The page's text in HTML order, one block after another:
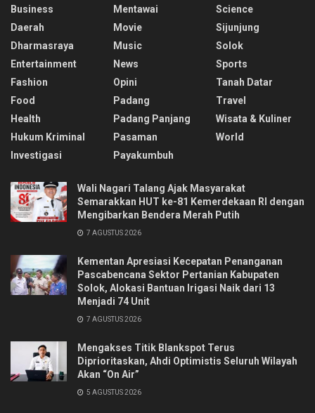
Business
Daerah
Dharmasraya
Entertainment
Fashion
Food
Health
Hukum Kriminal
Investigasi
Mentawai
Movie
Music
News
Opini
Padang
Padang Panjang
Pasaman
Payakumbuh
Science
Sijunjung
Solok
Sports
Tanah Datar
Travel
Wisata & Kuliner
World
Wali Nagari Talang Ajak Masyarakat
Semarakkan HUT ke-81 Kemerdekaan RI dengan
Mengibarkan Bendera Merah Putih
7 AGUSTUS 2026
Kementan Apresiasi Kecepatan Penanganan
Pascabencana Sektor Pertanian Kabupaten
Solok, Alokasi Bantuan Irigasi Naik dari 13
Menjadi 74 Unit
7 AGUSTUS 2026
Mengakses Titik Blankspot Terus
Diprioritaskan, Ahdi Optimistis Seluruh Wilayah
Akan “On Air”
5 AGUSTUS 2026